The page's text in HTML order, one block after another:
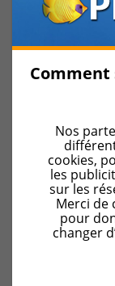
Comment
Nos
cookies,
les
sur les
Merci de
pour
changer